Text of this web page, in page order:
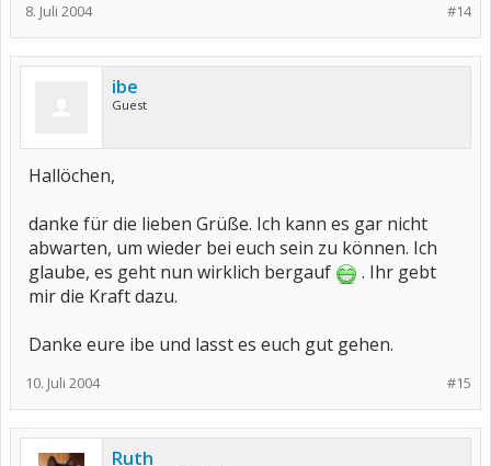
#14
8. Juli 2004
ibe
Guest
Hallöchen,
danke für die lieben Grüße. Ich kann es gar nicht
abwarten, um wieder bei euch sein zu können. Ich
glaube, es geht nun wirklich bergauf
. Ihr gebt
mir die Kraft dazu.
Danke eure ibe und lasst es euch gut gehen.
#15
10. Juli 2004
Ruth